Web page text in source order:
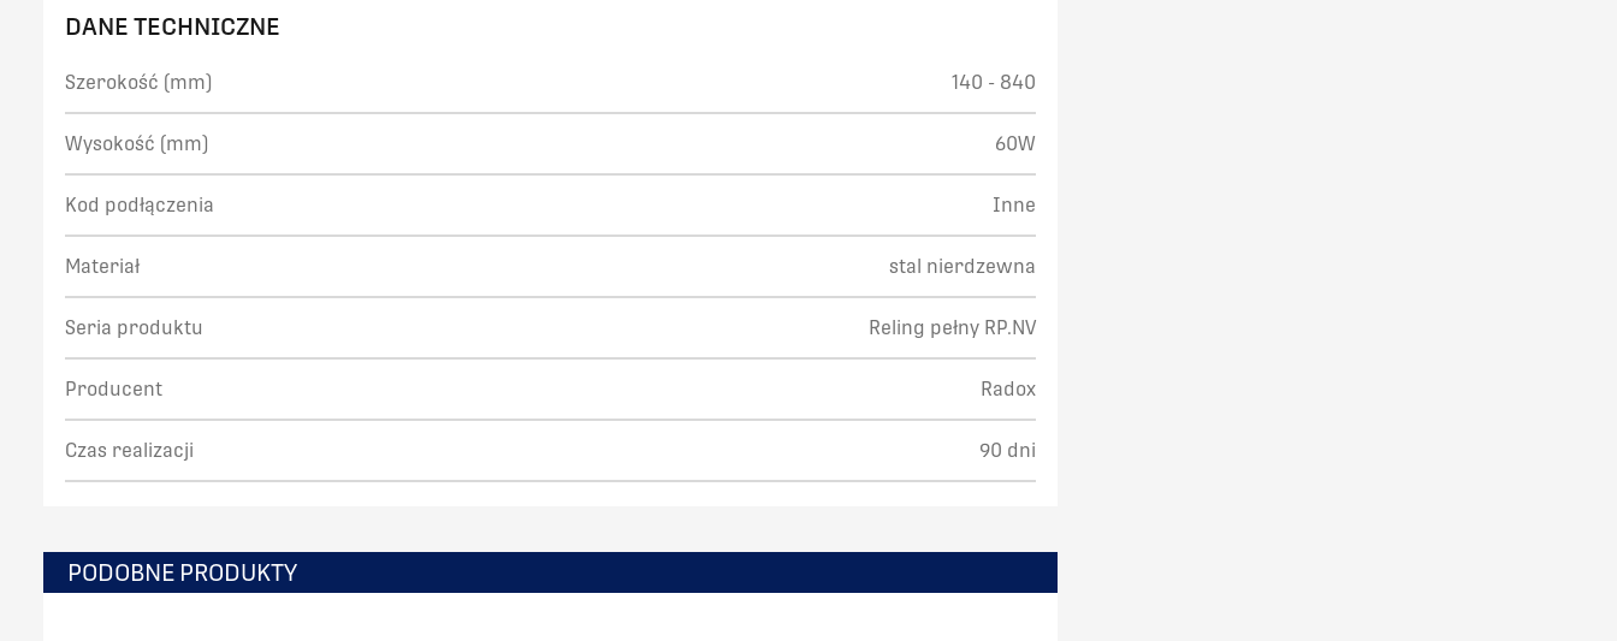
DANE TECHNICZNE
Szerokość (mm) 140 - 840
Wysokość (mm) 60W
Kod podłączenia Inne
Materiał stal nierdzewna
Seria produktu Reling pełny RP.NV
Producent Radox
Czas realizacji 90 dni
PODOBNE PRODUKTY